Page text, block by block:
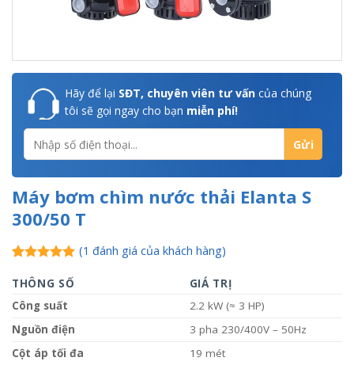
Hãy để lại SĐT, chuyên viên tư vấn của chúng
tôi sẽ gọi ngay cho bạn miễn phí!
Máy bơm chìm nước thải Elanta S
300/50 T
dựa trên
(1 đánh giá của khách hàng)
THÔNG SỐ
GIÁ TRỊ
Công suất
2.2 kW (≈ 3 HP)
Nguồn điện
3 pha 230/400V – 50Hz
Cột áp tối đa
19 mét